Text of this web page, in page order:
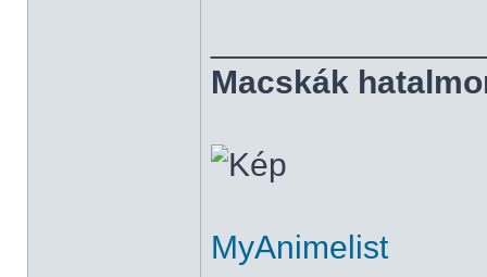
Macskák
MyAnimelist